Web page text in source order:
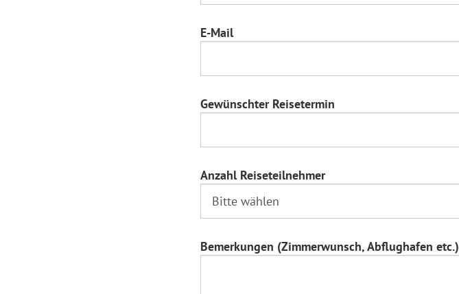
E-Mail
Gewünschter Reisetermin
Anzahl Reiseteilnehmer
Bemerkungen (Zimmerwunsch, Abflughafen etc.)